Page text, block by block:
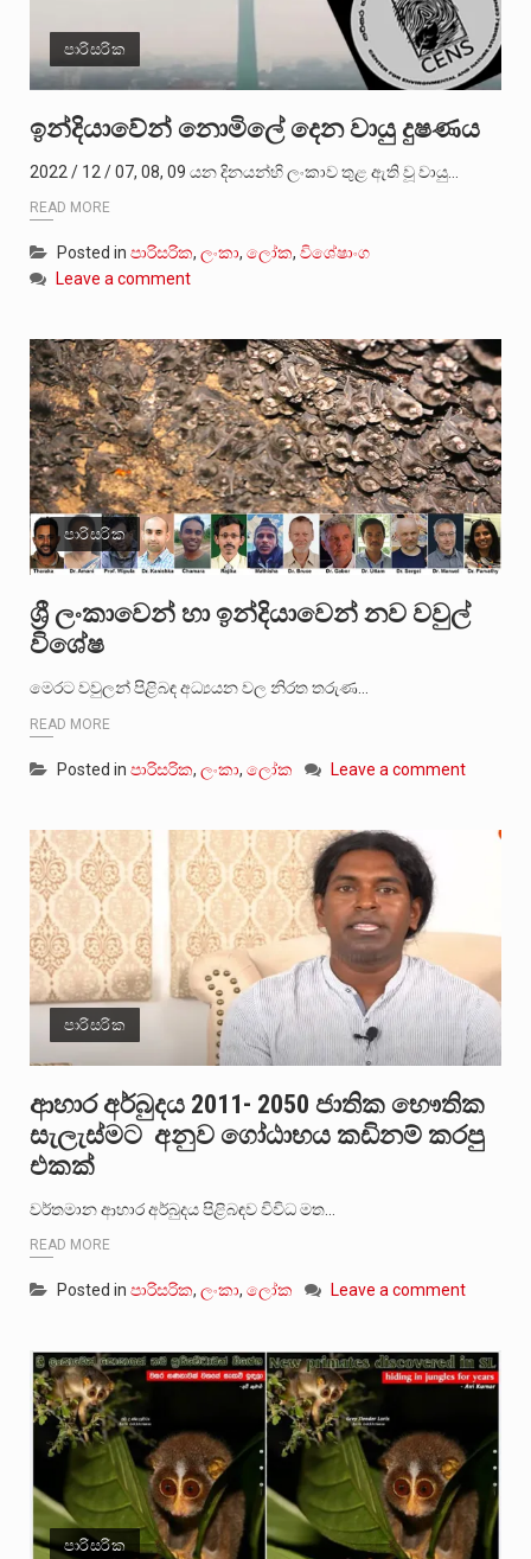
පාරිසරික
ඉන්දියාවේන් නොමිලේ දෙන වායු දුෂණය
2022 / 12 / 07, 08, 09 යන දිනයන්හි ලංකාව තුළ ඇති වූ වායු…
READ MORE
Posted in පාරිසරික, ලංකා, ලෝක, විශේෂාංග
Leave a comment
පාරිසරික
ශ්‍රී ලංකාවෙන් හා ඉන්දියාවෙන් නව වවුල්
විශේෂ
මෙරට වවුලන් පිළිබඳ අධ්‍යයන වල නිරත තරුණ…
READ MORE
Posted in පාරිසරික, ලංකා, ලෝක Leave a comment
පාරිසරික
ආහාර අර්බුදය 2011- 2050 ජාතික භෞතික
සැලැස්මට අනුව ගෝඨාභය කඩිනම් කරපු
එකක්
වර්තමාන ආහාර අර්බුදය පිළිබඳව විවිධ මත…
READ MORE
Posted in පාරිසරික, ලංකා, ලෝක Leave a comment
පාරිසරික